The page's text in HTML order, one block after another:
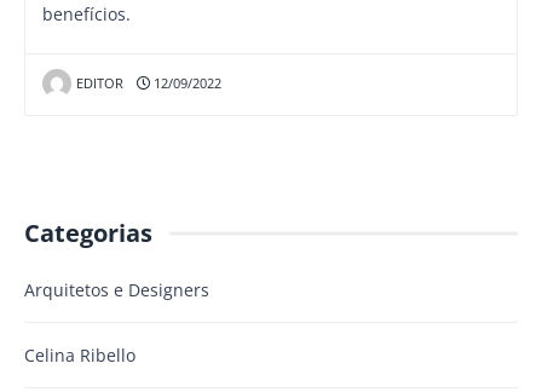
benefícios.
EDITOR 12/09/2022
Categorias
Arquitetos e Designers
Celina Ribello